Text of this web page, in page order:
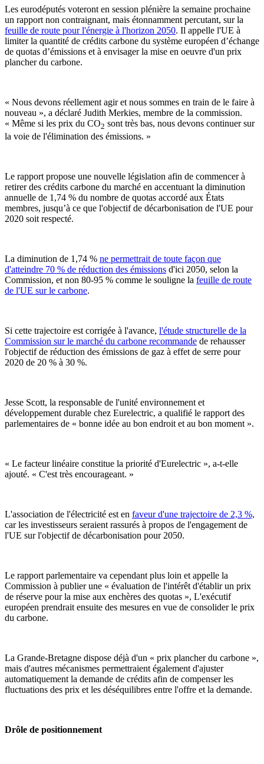
Les eurodéputés voteront en session plénière la semaine prochaine
un rapport non contraignant, mais étonnamment percutant, sur la
feuille de route pour l'énergie à l'horizon 2050. Il appelle l'UE à
limiter la quantité de crédits carbone du système européen d’échange
de quotas d’émissions et à envisager la mise en oeuvre d'un prix
plancher du carbone.
« Nous devons réellement agir et nous sommes en train de le faire à
nouveau », a déclaré Judith Merkies, membre de la commission.
« Même si les prix du CO2 sont très bas, nous devons continuer sur
la voie de l'élimination des émissions. »
Le rapport propose une nouvelle législation afin de commencer à
retirer des crédits carbone du marché en accentuant la diminution
annuelle de 1,74 % du nombre de quotas accordé aux États
membres, jusqu’à ce que l'objectif de décarbonisation de l'UE pour
2020 soit respecté.
La diminution de 1,74 % ne permettrait de toute façon que
d'atteindre 70 % de réduction des émissions d'ici 2050, selon la
Commission, et non 80-95 % comme le souligne la feuille de route
de l'UE sur le carbone.
Si cette trajectoire est corrigée à l'avance, l'étude structurelle de la
Commission sur le marché du carbone recommande de rehausser
l'objectif de réduction des émissions de gaz à effet de serre pour
2020 de 20 % à 30 %.
Jesse Scott, la responsable de l'unité environnement et
développement durable chez Eurelectric, a qualifié le rapport des
parlementaires de « bonne idée au bon endroit et au bon moment ».
« Le facteur linéaire constitue la priorité d'Eurelectric », a-t-elle
ajouté. « C'est très encourageant. »
L'association de l'électricité est en faveur d'une trajectoire de 2,3 %,
car les investisseurs seraient rassurés à propos de l'engagement de
l'UE sur l'objectif de décarbonisation pour 2050.
Le rapport parlementaire va cependant plus loin et appelle la
Commission à publier une « évaluation de l'intérêt d'établir un prix
de réserve pour la mise aux enchères des quotas », L'exécutif
européen prendrait ensuite des mesures en vue de consolider le prix
du carbone.
La Grande-Bretagne dispose déjà d'un « prix plancher du carbone »,
mais d'autres mécanismes permettraient également d'ajuster
automatiquement la demande de crédits afin de compenser les
fluctuations des prix et les déséquilibres entre l'offre et la demande.
Drôle de positionnement